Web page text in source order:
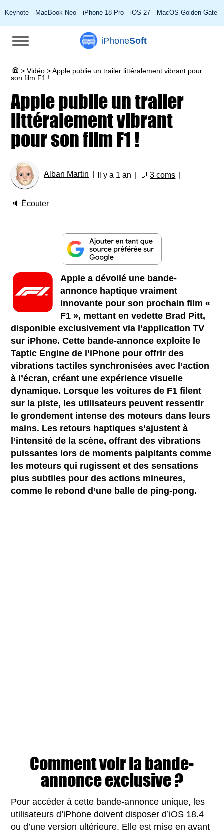
Keynote MacBook Neo iPhone 18 Pro iOS 27 MacOS Golden Gate
iPhoneSoft
> Vidéo >Apple publie un trailer littéralement vibrant pour
son film F1 !
Apple publie un trailer
littéralement vibrant
pour son film F1 !
Alban Martin Il y a 1 an 💬3 coms
🔈 Écouter
Apple a dévoilé une bande-
annonce haptique vraiment
innovante pour son prochain film «
F1 », mettant en vedette Brad Pitt,
disponible exclusivement via l’application TV
sur iPhone. Cette bande-annonce exploite le
Taptic Engine de l’iPhone pour offrir des
vibrations tactiles synchronisées avec l’action
à l’écran, créant une expérience visuelle
dynamique. Lorsque les voitures de F1 filent
sur la piste, les utilisateurs peuvent ressentir
le grondement intense des moteurs dans leurs
mains. Les retours haptiques s’ajustent à
l’intensité de la scène, offrant des vibrations
puissantes lors de moments palpitants comme
les moteurs qui rugissent et des sensations
plus subtiles pour des actions mineures,
comme le rebond d’une balle de ping-pong.
Comment voir la bande-
annonce exclusive ?
Pour accéder à cette bande-annonce unique, les
utilisateurs d’iPhone doivent disposer d’iOS 18.4
ou d’une version ultérieure. Elle est mise en avant